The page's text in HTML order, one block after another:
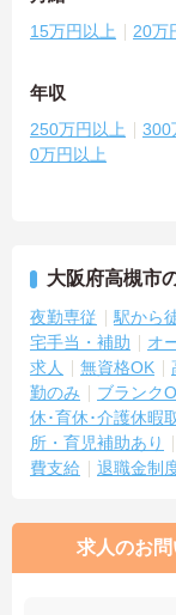
15万円以上 20万
年収
250万円以上 300
0万円以上
大阪府高槻市
夜勤専従 駅から
宅手当・補助
オ
求人
無資格OK
勤のみ
ブランク
休･育休･介護休暇
所・育児補助あり
費支給
退職金制
求人のお